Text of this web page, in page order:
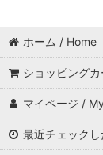
ホーム / Home
ショッピング
マイページ /
最近チェック